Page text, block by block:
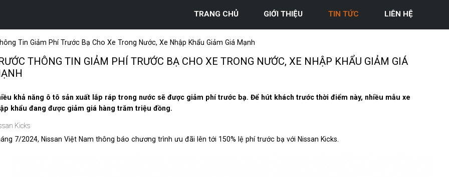
TRANG CHỦ GIỚI THIỆU TIN TỨC LIÊN HỆ
Tin Giảm Phí Trước Bạ Cho Xe Trong Nước, Xe Nhập Khẩu Giảm Giá Mạnh
THÔNG TIN GIẢM PHÍ TRƯỚC BẠ CHO XE TRONG NƯỚC, XE NHẬP KHẨU GIẢM GIÁ
khả năng ô tô sản xuất lắp ráp trong nước sẽ được giảm phí trước bạ. Để hút khách trước thời điểm này, nhiều mẫu xe
khẩu đang được giảm giá hàng trăm triệu đồng.
Kicks
7/2024, Nissan Việt Nam thông báo chương trình ưu đãi lên tới 150% lệ phí trước bạ với Nissan Kicks.